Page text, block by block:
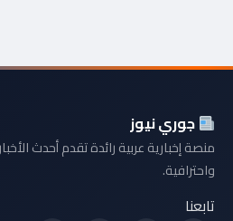
جوري نيوز
منصة إخبارية عربية رائدة تقدم أحدث
واحترافية.
تابعنا